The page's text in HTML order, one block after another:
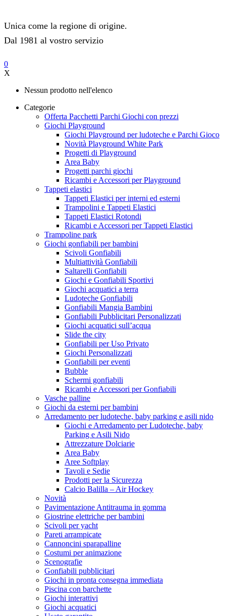
Unica come la regione di origine.
Dal 1981 al vostro servizio
0
X
Nessun prodotto nell'elenco
Categorie
Offerta Pacchetti Parchi Giochi con prezzi
Giochi Playground
Giochi Playground per ludoteche e Parchi Gioco
Novità Playground White Park
Progetti di Playground
Area Baby
Progetti parchi giochi
Ricambi e Accessori per Playground
Tappeti elastici
Tappeti Elastici per interni ed esterni
Trampolini e Tappeti Elastici
Tappeti Elastici Rotondi
Ricambi e Accessori per Tappeti Elastici
Trampoline park
Giochi gonfiabili per bambini
Scivoli Gonfiabili
Multiattività Gonfiabili
Saltarelli Gonfiabili
Giochi e Gonfiabili Sportivi
Giochi acquatici a terra
Ludoteche Gonfiabili
Gonfiabili Mangia Bambini
Gonfiabili Pubblicitari Personalizzati
Giochi acquatici sull’acqua
Slide the city
Gonfiabili per Uso Privato
Giochi Personalizzati
Gonfiabili per eventi
Bubble
Schermi gonfiabili
Ricambi e Accessori per Gonfiabili
Vasche palline
Giochi da esterni per bambini
Arredamento per ludoteche, baby parking e asili nido
Giochi e Arredamento per Ludoteche, baby
Parking e Asili Nido
Attrezzature Dolciarie
Area Baby
Aree Softplay
Tavoli e Sedie
Prodotti per la Sicurezza
Calcio Balilla – Air Hockey
Novità
Pavimentazione Antitrauma in gomma
Giostrine elettriche per bambini
Scivoli per yacht
Pareti arrampicate
Cannoncini sparapalline
Costumi per animazione
Scenografie
Gonfiabili pubblicitari
Giochi in pronta consegna immediata
Piscina con barchette
Giochi interattivi
Giochi acquatici